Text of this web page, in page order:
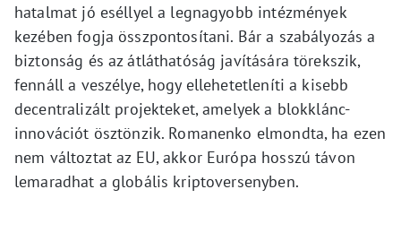
hatalmat jó eséllyel a legnagyobb intézmények
kezében fogja összpontosítani. Bár a szabályozás a
biztonság és az átláthatóság javítására törekszik,
fennáll a veszélye, hogy ellehetetleníti a kisebb
decentralizált projekteket, amelyek a blokklánc-
innovációt ösztönzik. Romanenko elmondta, ha ezen
nem változtat az EU, akkor Európa hosszú távon
lemaradhat a globális kriptoversenyben.